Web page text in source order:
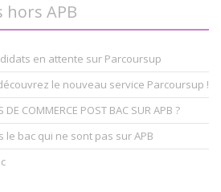
APB
en attente sur Parcoursup
le nouveau service Parcoursup !
DE COMMERCE POST BAC SUR APB ?
le bac qui ne sont pas sur APB